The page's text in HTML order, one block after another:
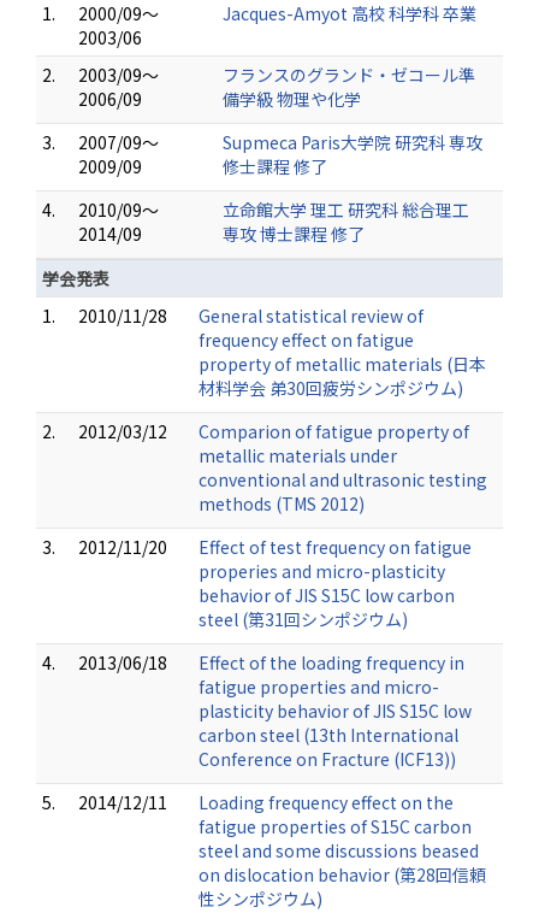
1.
2000/09～
2003/06
Jacques-Amyot 高校 科学科 卒業
2.
2003/09～
2006/09
フランスのグランド・ゼコール準
備学級 物理や化学
3.
2007/09～
2009/09
Supmeca Paris大学院 研究科 専攻
修士課程 修了
4.
2010/09～
2014/09
立命館大学 理工 研究科 総合理工
専攻 博士課程 修了
学会発表
1.
2010/11/28
General statistical review of
frequency effect on fatigue
property of metallic materials (日本
材料学会 弟30回疲労シンポジウム)
2.
2012/03/12
Comparion of fatigue property of
metallic materials under
conventional and ultrasonic testing
methods (TMS 2012)
3.
2012/11/20
Effect of test frequency on fatigue
properies and micro-plasticity
behavior of JIS S15C low carbon
steel (第31回シンポジウム)
4.
2013/06/18
Effect of the loading frequency in
fatigue properties and micro-
plasticity behavior of JIS S15C low
carbon steel (13th International
Conference on Fracture (ICF13))
5.
2014/12/11
Loading frequency effect on the
fatigue properties of S15C carbon
steel and some discussions beased
on dislocation behavior (第28回信頼
性シンポジウム)